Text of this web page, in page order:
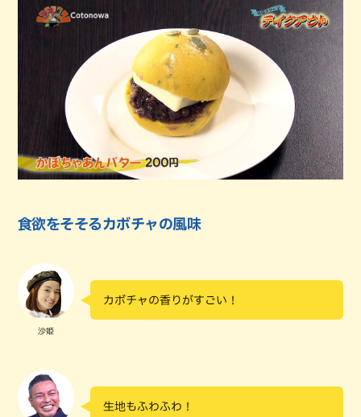
食欲をそそるカボチャの風味
沙姫
カボチャの香りがすごい！
生地もふわふわ！